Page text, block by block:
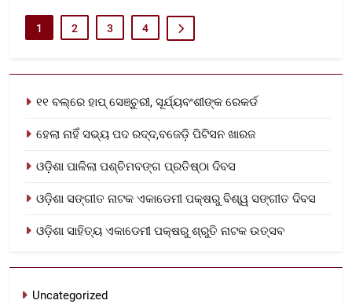
1 2 3 4
୧୧ ବଲ୍‌ରେ ହାପ୍ ସେଞ୍ଚୁରୀ, ସୂର୍ଯ୍ୟବଂଶୀଙ୍କ ରେକର୍ଡ
ହେଲା ନାହିଁ ସଭ୍ୟ ପଦ ରଦ୍ଦ,ବଜେଡ଼ି ପିଟିସନ ଖାରଜ
ଓଡ଼ିଶା ପାଳିଲା ପଶ୍ଚିମବଙ୍ଗ ପ୍ରତିଷ୍ଠା ଦିବସ
ଓଡ଼ିଶା ସଙ୍ଗୀତ ନାଟକ ଏକାଡେମୀ ପକ୍ଷରୁ ବିଶ୍ୱ ସଙ୍ଗୀତ ଦିବସ
ଓଡ଼ିଶା ସାହିତ୍ୟ ଏକାଡେମୀ ପକ୍ଷରୁ ଶ୍ରୁତି ନାଟକ ଉତ୍ସବ
Uncategorized